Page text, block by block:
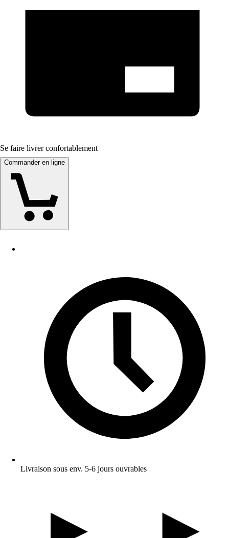
Se faire livrer confortablement
Commander en ligne
Livraison sous env. 5-6 jours ouvrables